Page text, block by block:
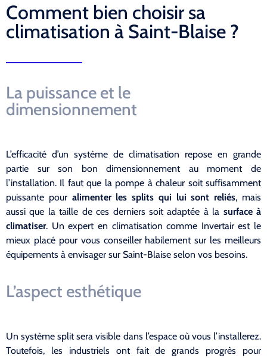
Comment bien choisir sa
climatisation à Saint-Blaise ?
La puissance et le
dimensionnement
L’efficacité d’un système de climatisation repose en grande
partie sur son bon dimensionnement au moment de
l’installation. Il faut que la pompe à chaleur soit suffisamment
puissante pour alimenter les splits qui lui sont reliés, mais
aussi que la taille de ces derniers soit adaptée à la surface à
climatiser. Un expert en climatisation comme Invertair est le
mieux placé pour vous conseiller habilement sur les meilleurs
équipements à envisager sur Saint-Blaise selon vos besoins.
L’aspect esthétique
Un système split sera visible dans l’espace où vous l’installerez.
Toutefois, les industriels ont fait de grands progrès pour